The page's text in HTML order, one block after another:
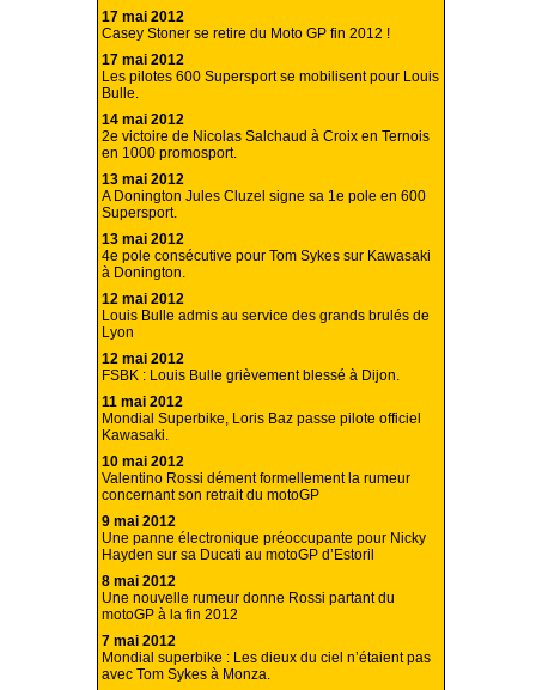
17 mai 2012
Casey Stoner se retire du Moto GP fin 2012 !
17 mai 2012
Les pilotes 600 Supersport se mobilisent pour Louis
Bulle.
14 mai 2012
2e victoire de Nicolas Salchaud à Croix en Ternois
en 1000 promosport.
13 mai 2012
A Donington Jules Cluzel signe sa 1e pole en 600
Supersport.
13 mai 2012
4e pole consécutive pour Tom Sykes sur Kawasaki
à Donington.
12 mai 2012
Louis Bulle admis au service des grands brulés de
Lyon
12 mai 2012
FSBK : Louis Bulle grièvement blessé à Dijon.
11 mai 2012
Mondial Superbike, Loris Baz passe pilote officiel
Kawasaki.
10 mai 2012
Valentino Rossi dément formellement la rumeur
concernant son retrait du motoGP
9 mai 2012
Une panne électronique préoccupante pour Nicky
Hayden sur sa Ducati au motoGP d’Estoril
8 mai 2012
Une nouvelle rumeur donne Rossi partant du
motoGP à la fin 2012
7 mai 2012
Mondial superbike : Les dieux du ciel n’étaient pas
avec Tom Sykes à Monza.